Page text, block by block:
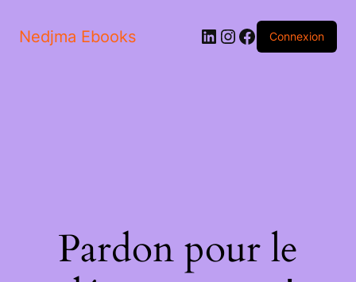
Nedjma Ebooks Connexion
Pardon pour le